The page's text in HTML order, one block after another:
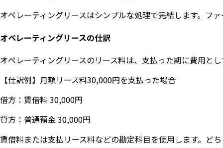
オペレーティングリースはシンプルな処理で完結します。フ
オペレーティングリースの仕訳
オペレーティングリースのリース料は、支払った期に費用と
【仕訳例】月額リース料30,000円を支払った場合
借方：賃借料 30,000円
貸方：普通預金 30,000円
賃借料または支払リース料などの勘定科目を使用します。ど